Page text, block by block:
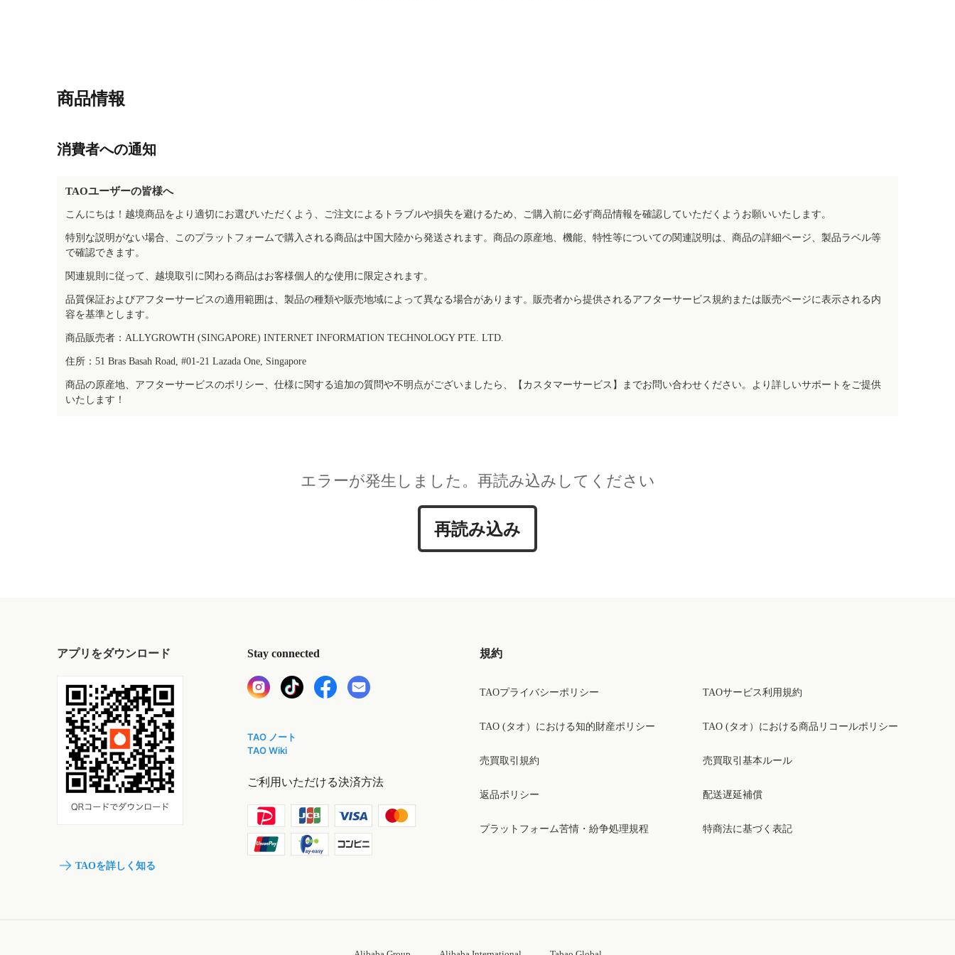
商品情報
消費者への通知
TAOユーザーの皆様へ
こんにちは！越境商品をより適切にお選びいただくよう、ご注文によるトラブルや損失を避けるため、ご購入前に必ず商品情報を確認していただくようお願いいたします。
特別な説明がない場合、このプラットフォームで購入される商品は中国大陸から発送されます。商品の原産地、機能、特性等についての関連説明は、商品の詳細ページ、製品ラベル等
で確認できます。
関連規則に従って、越境取引に関わる商品はお客様個人的な使用に限定されます。
品質保証およびアフターサービスの適用範囲は、製品の種類や販売地域によって異なる場合があります。販売者から提供されるアフターサービス規約または販売ページに表示される内
容を基準とします。
商品販売者：ALLYGROWTH (SINGAPORE) INTERNET INFORMATION TECHNOLOGY PTE. LTD.
住所：51 Bras Basah Road, #01-21 Lazada One, Singapore
商品の原産地、アフターサービスのポリシー、仕様に関する追加の質問や不明点がございましたら、【カスタマーサービス】までお問い合わせください。より詳しいサポートをご提供
いたします！
エラーが発生しました。再読み込みしてください
再読み込み
アプリをダウンロード
TAOを詳しく知る
Stay connected
TAO ノート
TAO Wiki
ご利用いただける決済方法
規約
TAOプライバシーポリシー
TAO (タオ）における知的財産ポリシー
売買取引規約
返品ポリシー
プラットフォーム苦情・紛争処理規程
TAOサービス利用規約
TAO (タオ）における商品リコールポリシー
売買取引基本ルール
配送遅延補償
特商法に基づく表記